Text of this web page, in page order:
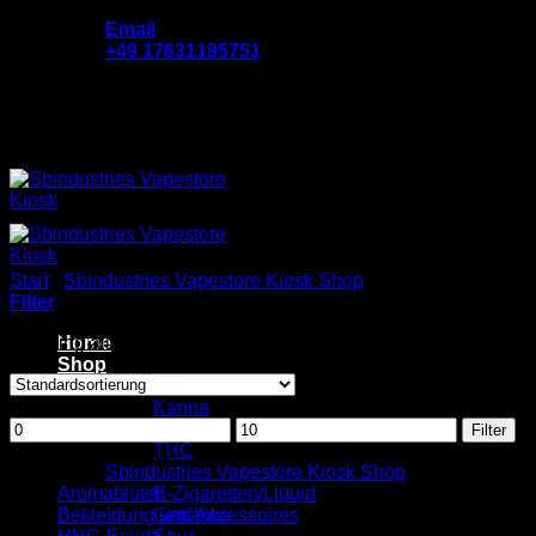
Email
‪+49 17631195751
Home
Shop
B2B
Kanna
THC
Sbindustries Vapestore Kiosk Shop
E-Zigaretten/Liquid
Getränke
Start Sbindustries Vapestore Kiosk Shop
Filter
Showing all 7 results
Min.
Preis
Max.
Preis
Filter
Produkt-Kategorien
Aromablüten
Bekleidung und Accessoires